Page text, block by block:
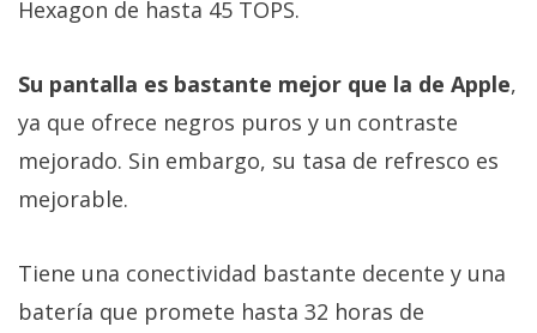
Hexagon de hasta 45 TOPS.
Su pantalla es bastante mejor que la de Apple,
ya que ofrece negros puros y un contraste
mejorado. Sin embargo, su tasa de refresco es
mejorable.
Tiene una conectividad bastante decente y una
batería que promete hasta 32 horas de